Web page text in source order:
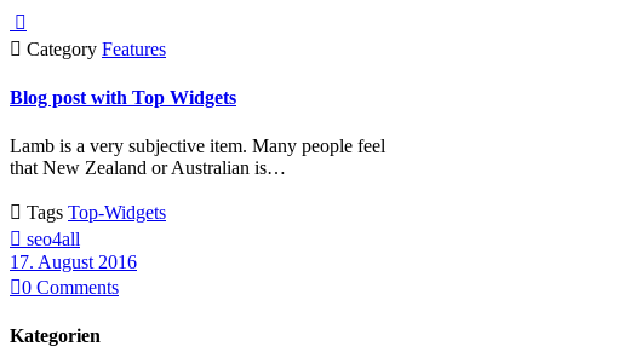

 Category Features
Blog post with Top Widgets
Lamb is a very subjective item. Many people feel
that New Zealand or Australian is…
 Tags Top-Widgets
 seo4all
17. August 2016
0 Comments
Kategorien